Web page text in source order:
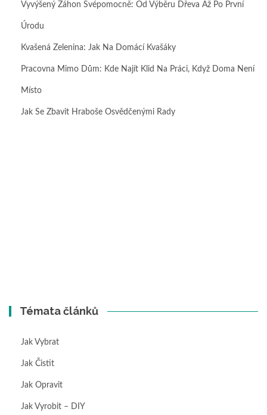
Vyvýšený Záhon Svépomocně: Od Výběru Dřeva Až Po První
Úrodu
Kvašená Zelenina: Jak Na Domácí Kvašáky
Pracovna Mimo Dům: Kde Najít Klid Na Práci, Když Doma Není
Místo
Jak Se Zbavit Hraboše Osvědčenými Rady
Témata článků
Jak Vybrat
Jak Čistit
Jak Opravit
Jak Vyrobit – DIY